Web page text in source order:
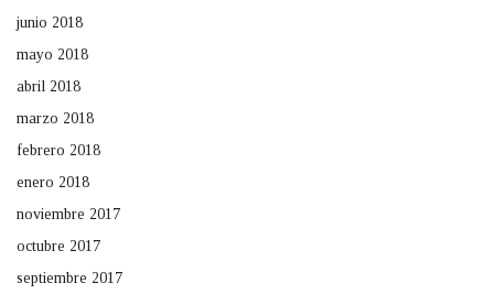
junio 2018
mayo 2018
abril 2018
marzo 2018
febrero 2018
enero 2018
noviembre 2017
octubre 2017
septiembre 2017